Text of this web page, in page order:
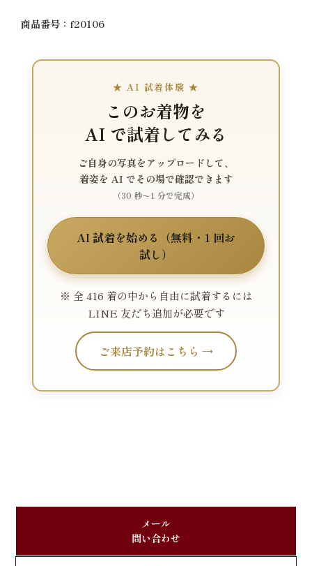
商品番号：f20106
★ AI 試着体験 ★
このお着物を
AI で試着してみる
ご自身の写真をアップロードして、
着姿を AI でその場で確認できます
（30 秒〜1 分で完成）
AI 試着を始める（無料・1 回お
試し）
※ 全 416 着の中から自由に試着するには
LINE 友だち追加が必要です
ご来店予約はこちら →
メール
問い合わせ